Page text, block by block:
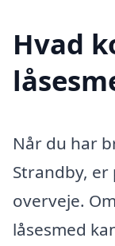
Hvad
Når du har
Strandby,
overveje.
låsesmed